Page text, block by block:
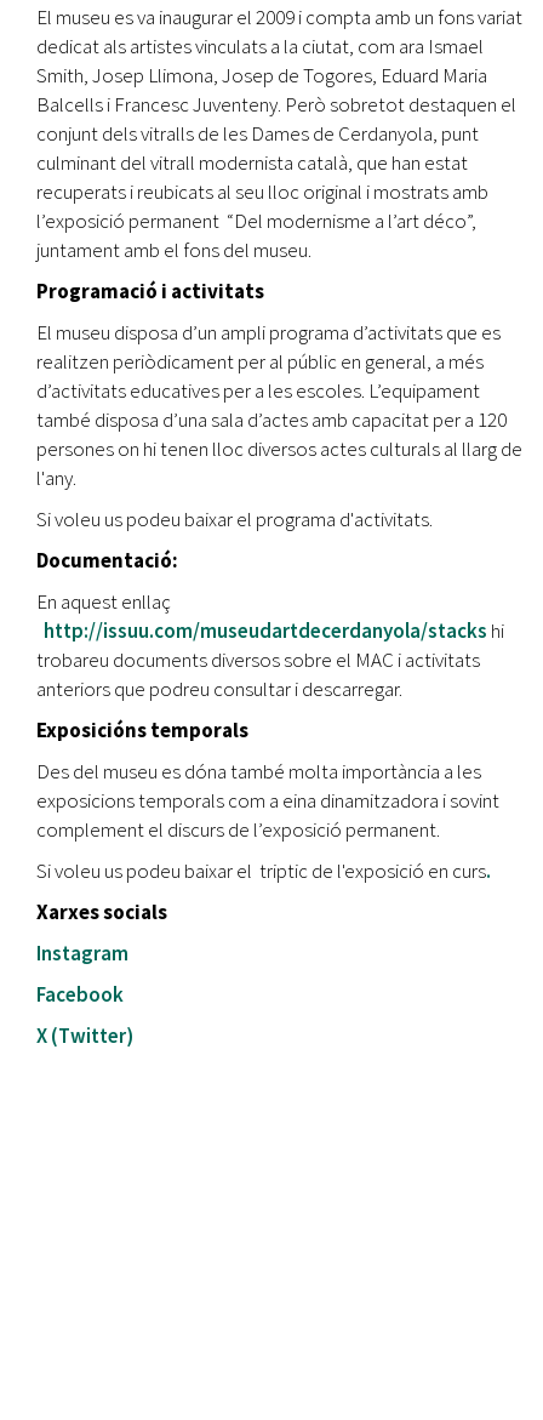
El museu es va inaugurar el 2009 i compta amb un fons variat
dedicat als artistes vinculats a la ciutat, com ara Ismael
Smith, Josep Llimona, Josep de Togores, Eduard Maria
Balcells i Francesc Juventeny. Però sobretot destaquen el
conjunt dels vitralls de les Dames de Cerdanyola, punt
culminant del vitrall modernista català, que han estat
recuperats i reubicats al seu lloc original i mostrats amb
l’exposició permanent “Del modernisme a l’art déco”,
juntament amb el fons del museu.
Programació i activitats
El museu disposa d’un ampli programa d’activitats que es
realitzen periòdicament per al públic en general, a més
d’activitats educatives per a les escoles. L’equipament
també disposa d’una sala d’actes amb capacitat per a 120
persones on hi tenen lloc diversos actes culturals al llarg de
l'any.
Si voleu us podeu baixar el programa d'activitats.
Documentació:
En aquest enllaç
http://issuu.com/museudartdecerdanyola/stacks hi
trobareu documents diversos sobre el MAC i activitats
anteriors que podreu consultar i descarregar.
Exposicións temporals
Des del museu es dóna també molta importància a les
exposicions temporals com a eina dinamitzadora i sovint
complement el discurs de l’exposició permanent.
Si voleu us podeu baixar el triptic de l'exposició en curs.
Xarxes socials
Instagram
Facebook
X (Twitter)